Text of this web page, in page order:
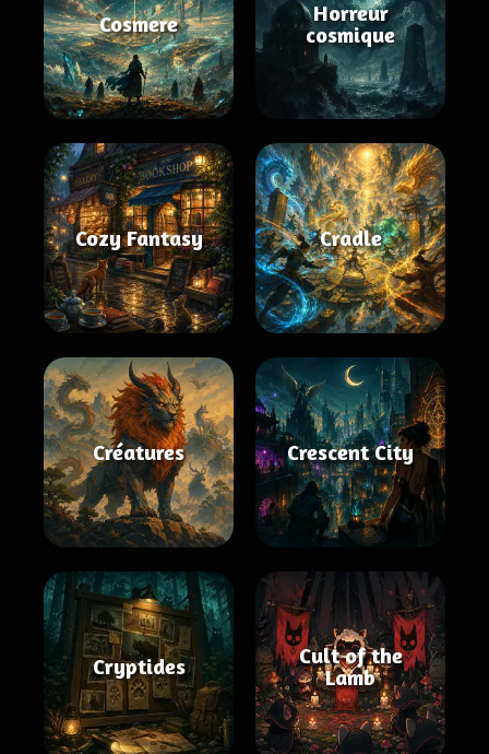
Cosmere
Horreur
cosmique
Cozy Fantasy Cradle
Créatures Crescent City
Cryptides
Cult of the
Lamb